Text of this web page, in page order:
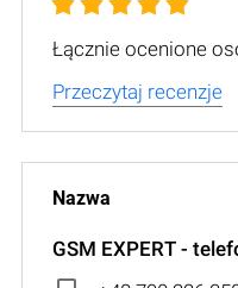
Łącznie ocenione
Przeczytaj recenzje
GSM EXPERT -